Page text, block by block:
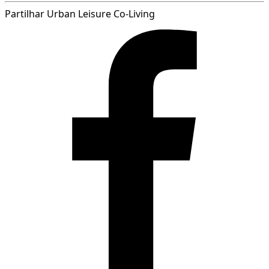
Partilhar Urban Leisure Co-Living